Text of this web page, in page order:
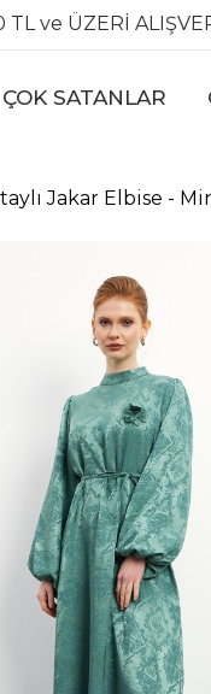
TL ve ÜZERİ
ÇOK SATANLAR
Jakar Elbise -